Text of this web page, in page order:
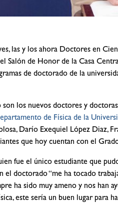
las y los ahora Doctores en
Salón de Honor de la Casa
de doctorado de la
son los nuevos doctores y
de Física de la
Darío Exequiel López Diaz,
que hoy cuentan con el
fue el único estudiante que
el doctorado “me ha tocado
ha sido muy ameno y nos han
este sería un buen lugar para